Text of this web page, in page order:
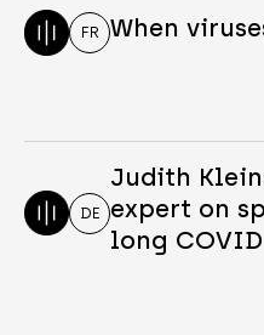
FR When
DE
Judith
expert on
long